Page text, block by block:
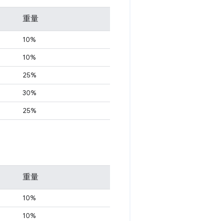
重量
10%
10%
25%
30%
25%
重量
10%
10%